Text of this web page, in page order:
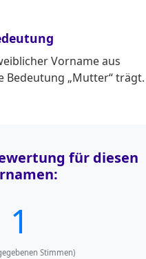
Vorname aus
Bedeutung „Mutter“ trägt.
für diesen
1
Stimmen)